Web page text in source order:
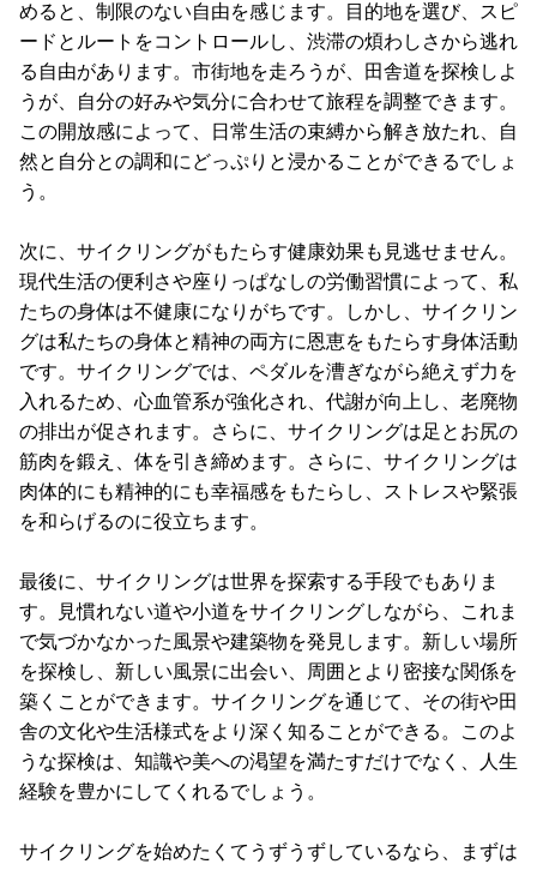
めると、制限のない自由を感じます。目的地を選び、スピ
ードとルートをコントロールし、渋滞の煩わしさから逃れ
る自由があります。市街地を走ろうが、田舎道を探検しよ
うが、自分の好みや気分に合わせて旅程を調整できます。
この開放感によって、日常生活の束縛から解き放たれ、自
然と自分との調和にどっぷりと浸かることができるでしょ
う。
次に、サイクリングがもたらす健康効果も見逃せません。
現代生活の便利さや座りっぱなしの労働習慣によって、私
たちの身体は不健康になりがちです。しかし、サイクリン
グは私たちの身体と精神の両方に恩恵をもたらす身体活動
です。サイクリングでは、ペダルを漕ぎながら絶えず力を
入れるため、心血管系が強化され、代謝が向上し、老廃物
の排出が促されます。さらに、サイクリングは足とお尻の
筋肉を鍛え、体を引き締めます。さらに、サイクリングは
肉体的にも精神的にも幸福感をもたらし、ストレスや緊張
を和らげるのに役立ちます。
最後に、サイクリングは世界を探索する手段でもありま
す。見慣れない道や小道をサイクリングしながら、これま
で気づかなかった風景や建築物を発見します。新しい場所
を探検し、新しい風景に出会い、周囲とより密接な関係を
築くことができます。サイクリングを通じて、その街や田
舎の文化や生活様式をより深く知ることができる。このよ
うな探検は、知識や美への渇望を満たすだけでなく、人生
経験を豊かにしてくれるでしょう。
サイクリングを始めたくてうずうずしているなら、まずは